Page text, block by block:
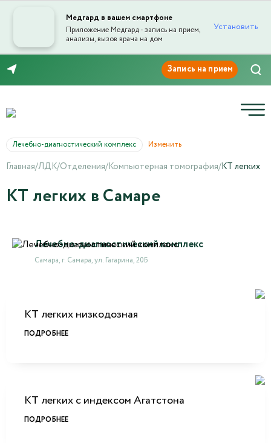
Медгард в вашем смартфоне
Приложение Медгард - запись на прием,
анализы, вызов врача на дом
Установить
Лечебно-диагностический комплекс Изменить
Главная/ЛДК/Отделения/Компьютерная томография/КТ легких
КТ легких в Самаре
Лечебно-диагностический комплекс
Самара, г. Самара, ул. Гагарина, 20Б
КТ легких низкодозная
ПОДРОБНЕЕ
КТ легких с индексом Агатстона
ПОДРОБНЕЕ